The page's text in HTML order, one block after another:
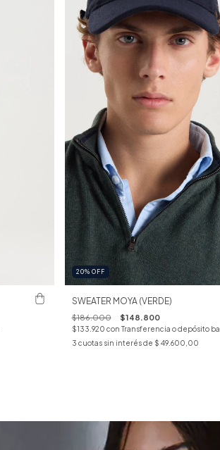
20% OFF
SWEATER MOYA (VERDE)
$186.000 $148.800
$133.920 con Transferencia o depósito
3 cuotas sin interés de $ 49.600,00